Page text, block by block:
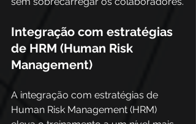
Integração com estratégias
de HRM (Human Risk
Management)
A integração com estratégias de
Human Risk Management (HRM)